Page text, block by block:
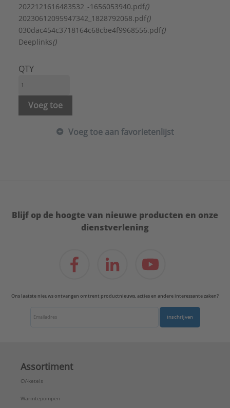
Aantal telefoonaansluitingen analoog:
Aantal telefoonaansluitingen ISDN:
0
Aantal USB aansluitingen:
0
Bevestigingswijze:
Kleur:
Merk:
Modulair:
Opbouw (stucwerk):
Vloerdoos/vloermontage:
MA ES 1193
2022121616483532_-1656053940.pdf()
20230612095947342_1828792068.pdf()
030dac454c3718164c68cbe4f9968556.pdf()
Deeplinks()
QTY
Voeg toe
Voeg toe aan favorietenlijst
Blijf op de hoogte van nieuwe producten en onze
dienstverlening
Ons laatste nieuws ontvangen omtrent productnieuws, acties en andere interessante zaken?
Inschrijven
Assortiment
CV-ketels
Warmtepompen